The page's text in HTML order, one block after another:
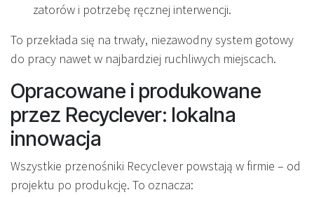
zatorów i potrzebę ręcznej interwencji.
To przekłada się na trwały, niezawodny system gotowy
do pracy nawet w najbardziej ruchliwych miejscach.
Opracowane i produkowane
przez Recyclever: lokalna
innowacja
Wszystkie przenośniki Recyclever powstają w firmie – od
projektu po produkcję. To oznacza: